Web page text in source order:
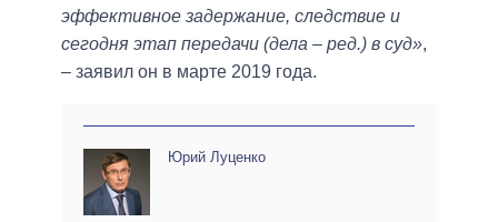
эффективное задержание, следствие и
сегодня этап передачи (дела – ред.) в суд»,
– заявил он в марте 2019 года.
Юрий Луценко